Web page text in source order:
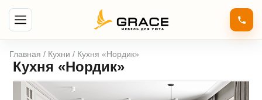
Главная / Кухни / Кухня «Нордик»
Кухня «Нордик»